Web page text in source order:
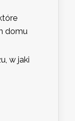
domu
w jaki